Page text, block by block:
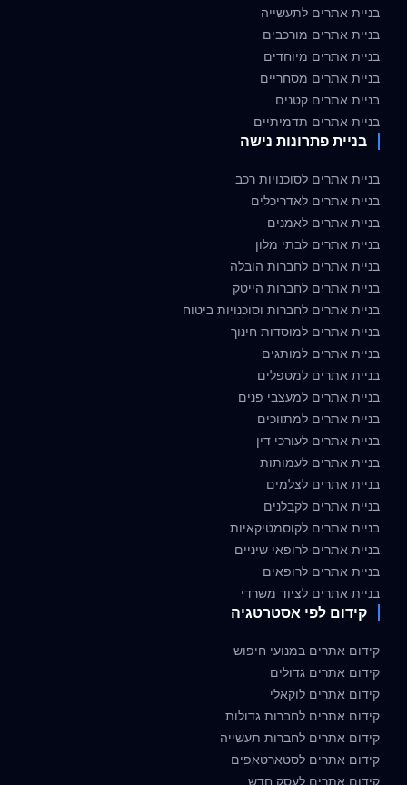
בניית אתרים לתעשייה
בניית אתרים מורכבים
בניית אתרים מיוחדים
בניית אתרים מסחריים
בניית אתרים קטנים
בניית אתרים תדמיתיים
בניית פתרונות נישה
בניית אתרים לסוכנויות רכב
בניית אתרים לאדריכלים
בניית אתרים לאמנים
בניית אתרים לבתי מלון
בניית אתרים לחברות הובלה
בניית אתרים לחברות הייטק
בניית אתרים לחברות וסוכנויות ביטוח
בניית אתרים למוסדות חינוך
בניית אתרים למותגים
בניית אתרים למטפלים
בניית אתרים למעצבי פנים
בניית אתרים למתווכים
בניית אתרים לעורכי דין
בניית אתרים לעמותות
בניית אתרים לצלמים
בניית אתרים לקבלנים
בניית אתרים לקוסמטיקאיות
בניית אתרים לרופאי שיניים
בניית אתרים לרופאים
בניית אתרים לציוד משרדי
קידום לפי אסטרטגיה
קידום אתרים במנועי חיפוש
קידום אתרים גדולים
קידום אתרים לוקאלי
קידום אתרים לחברות גדולות
קידום אתרים לחברות תעשייה
קידום אתרים לסטארטאפים
קידום אתרים לעסק חדש